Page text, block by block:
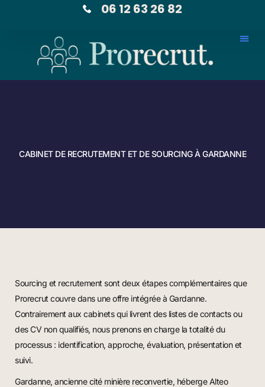
06 12 63 26 82
CABINET DE RECRUTEMENT ET DE SOURCING À GARDANNE
Sourcing et recrutement sont deux étapes complémentaires que
Prorecrut couvre dans une offre intégrée à Gardanne.
Contrairement aux cabinets qui livrent des listes de contacts ou
des CV non qualifiés, nous prenons en charge la totalité du
processus : identification, approche, évaluation, présentation et
suivi.
Gardanne, ancienne cité minière reconvertie, héberge Alteo